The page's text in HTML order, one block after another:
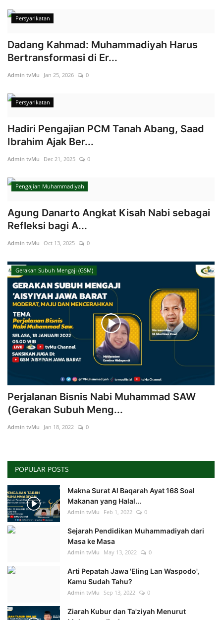
Persyarikatan
Dadang Kahmad: Muhammadiyah Harus
Bertransformasi di Er...
Admin tvMu Jan 25, 2026 0
Persyarikatan
Hadiri Pengajian PCM Tanah Abang, Saad
Ibrahim Ajak Ber...
Admin tvMu Dec 21, 2025 0
Pengajian Muhammadiyah
Agung Danarto Angkat Kisah Nabi sebagai
Refleksi bagi A...
Admin tvMu Oct 13, 2025 0
Gerakan Subuh Mengaji (GSM)
Perjalanan Bisnis Nabi Muhammad SAW
(Gerakan Subuh Meng...
Admin tvMu Jan 18, 2022 0
POPULAR POSTS
Makna Surat Al Baqarah Ayat 168 Soal
Makanan yang Halal...
Admin tvMu Feb 1, 2022 0
Sejarah Pendidikan Muhammadiyah dari
Masa ke Masa
Admin tvMu May 13, 2022 0
Arti Pepatah Jawa 'Eling Lan Waspodo',
Kamu Sudah Tahu?
Admin tvMu Sep 13, 2022 0
Ziarah Kubur dan Ta'ziyah Menurut